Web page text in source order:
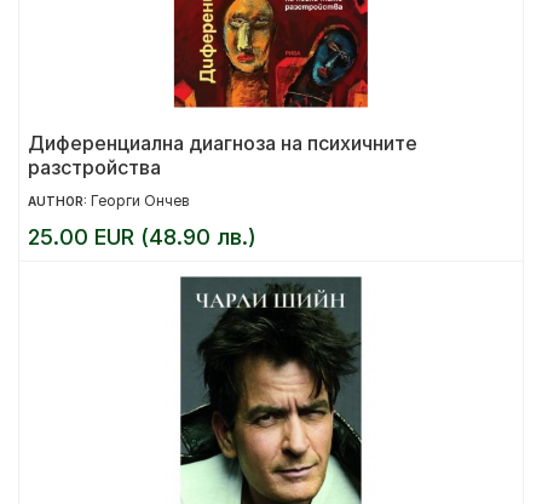
Диференциална диагноза на психичните
разстройства
AUTHOR: Георги Ончев
25.00 EUR (48.90 лв.)